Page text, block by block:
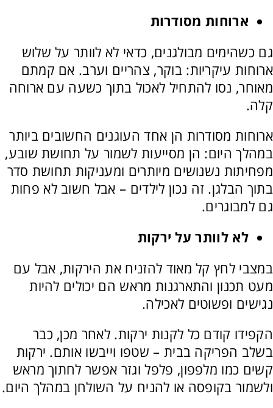
ארוחות מסודרות
גם כשהימים מבולגנים, כדאי לא לוותר על שלוש
ארוחות עיקריות: בוקר, צהריים וערב. אם קמתם
מאוחר, נסו להתחיל לאכול בתוך כשעה עם ארוחה
קלה.
ארוחות מסודרות הן אחד העוגנים החשובים ביותר
במהלך היום: הן מסייעות לשמור על תחושת שובע,
מפחיתות נשנושים מיותרים ומעניקות תחושת סדר
בתוך הבלגן. זה נכון לילדים – אבל חשוב לא פחות
גם למבוגרים.
לא לוותר על ירקות
במצבי לחץ קל מאוד להזניח את הירקות, אבל עם
מעט תכנון והתארגנות מראש הם יכולים להיות
נגישים ופשוטים לאכילה.
הקפידו קודם כל לקנות ירקות. לאחר מכן, כבר
בשלב הפריקה בבית – שטפו וייבשו אותם. ירקות
קשים כמו מלפפון, פלפל וגזר אפשר לחתוך מראש
ולשמור בקופסה או להניח על השולחן במהלך היום.